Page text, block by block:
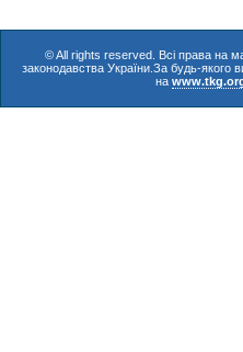
© All rights reserved. Всі права на
законодавства України.За будь-якого
на